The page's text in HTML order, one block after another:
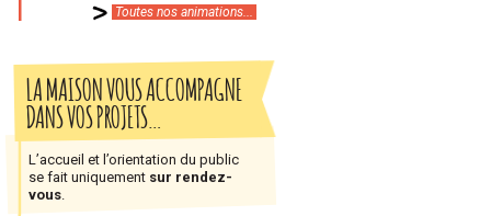
Toutes nos animations...
LA MAISON VOUS ACCOMPAGNE
DANS VOS PROJETS…
L’accueil et l’orientation du public
se fait uniquement sur rendez-
vous